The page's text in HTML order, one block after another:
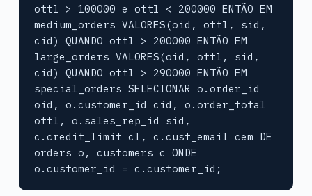
ottl > 100000 e ottl < 200000 ENTÃO EM
medium_orders VALORES(oid, ottl, sid,
cid) QUANDO ottl > 200000 ENTÃO EM
large_orders VALORES(oid, ottl, sid,
cid) QUANDO ottl > 290000 ENTÃO EM
special_orders SELECIONAR o.order_id
oid, o.customer_id cid, o.order_total
ottl, o.sales_rep_id sid,
c.credit_limit cl, c.cust_email cem DE
orders o, customers c ONDE
o.customer_id = c.customer_id;